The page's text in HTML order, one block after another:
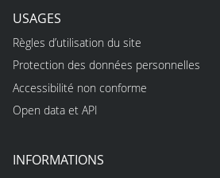
USAGES
Règles d’utilisation du site
Protection des données personnelles
Accessibilité non conforme
Open data et API
INFORMATIONS